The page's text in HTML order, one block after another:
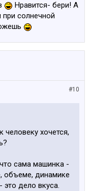
Нравится- бери! А
при солнечной
#10
человеку хочется,
сама машинка -
объеме, динамике
это дело вкуса.